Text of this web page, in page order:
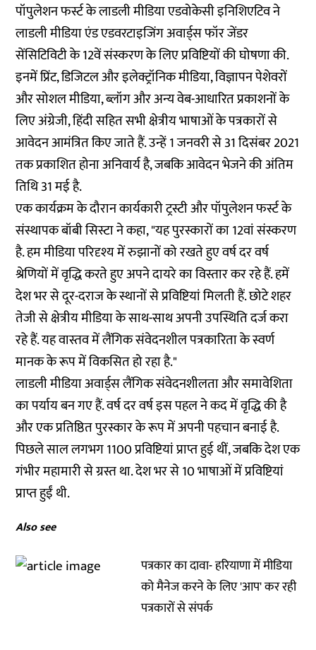
पॉपुलेशन फर्स्ट के लाडली मीडिया एडवोकेसी इनिशिएटिव ने
लाडली मीडिया एंड एडवरटाइजिंग अवार्ड्स फॉर जेंडर
सेंसिटिविटी के 12वें संस्करण के लिए प्रविष्टियों की घोषणा की.
इनमें प्रिंट, डिजिटल और इलेक्ट्रॉनिक मीडिया, विज्ञापन पेशेवरों
और सोशल मीडिया, ब्लॉग और अन्य वेब-आधारित प्रकाशनों के
लिए अंग्रेजी, हिंदी सहित सभी क्षेत्रीय भाषाओं के पत्रकारों से
आवेदन आमंत्रित किए जाते हैं. उन्हें 1 जनवरी से 31 दिसंबर 2021
तक प्रकाशित होना अनिवार्य है, जबकि आवेदन भेजने की अंतिम
तिथि 31 मई है.
एक कार्यक्रम के दौरान कार्यकारी ट्रस्टी और पॉपुलेशन फर्स्ट के
संस्थापक बॉबी सिस्टा ने कहा, "यह पुरस्कारों का 12वां संस्करण
है. हम मीडिया परिदृश्य में रुझानों को रखते हुए वर्ष दर वर्ष
श्रेणियों में वृद्धि करते हुए अपने दायरे का विस्तार कर रहे हैं. हमें
देश भर से दूर-दराज के स्थानों से प्रविष्टियां मिलती हैं. छोटे शहर
तेजी से क्षेत्रीय मीडिया के साथ-साथ अपनी उपस्थिति दर्ज करा
रहे हैं. यह वास्तव में लैंगिक संवेदनशील पत्रकारिता के स्वर्ण
मानक के रूप में विकसित हो रहा है."
लाडली मीडिया अवार्ड्स लैंगिक संवेदनशीलता और समावेशिता
का पर्याय बन गए हैं. वर्ष दर वर्ष इस पहल ने कद में वृद्धि की है
और एक प्रतिष्ठित पुरस्कार के रूप में अपनी पहचान बनाई है.
पिछले साल लगभग 1100 प्रविष्टियां प्राप्त हुई थीं, जबकि देश एक
गंभीर महामारी से ग्रस्त था. देश भर से 10 भाषाओं में प्रविष्टियां
प्राप्त हुईं थी.
Also see
पत्रकार का दावा- हरियाणा में मीडिया
को मैनेज करने के लिए 'आप' कर रही
पत्रकारों से संपर्क